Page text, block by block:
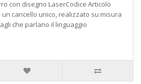
con disegno LaserCodice Articolo
cancello unico, realizzato su misura
che parlano il linguaggio